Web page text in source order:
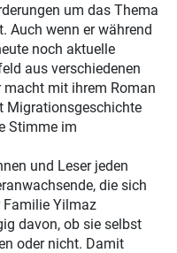
um das Thema
Auch wenn er während
noch aktuelle
aus verschiedenen
mit ihrem Roman
Migrationsgeschichte
Stimme im
und Leser jeden
die sich
Familie Yilmaz
davon, ob sie selbst
oder nicht. Damit